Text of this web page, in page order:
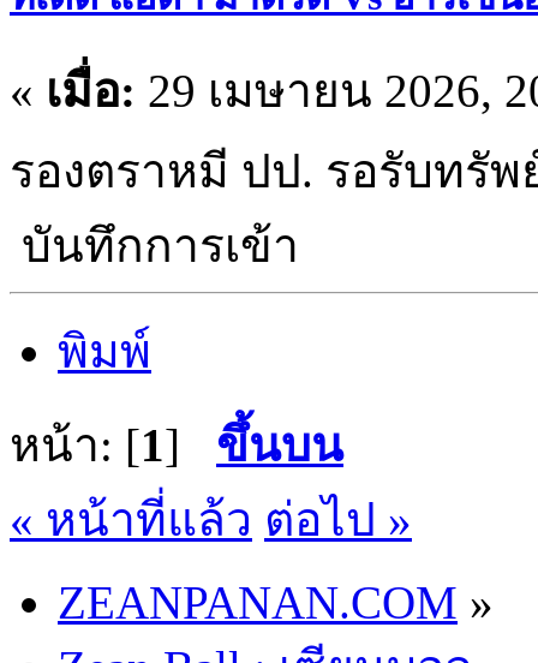
« เมื่อ: 29 เมษายน 2026,
รองตราหมี ปป. รอรับทรั
บันทึกการเข้า
พิมพ์
หน้า: [1] ขึ้นบน
« หน้าที่แล้ว ต่อไป »
ZEANPANAN.COM »